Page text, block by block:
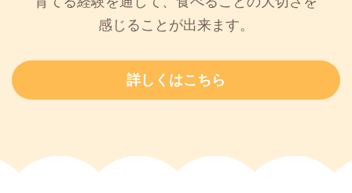
感じることが出来ます。
詳しくはこちら